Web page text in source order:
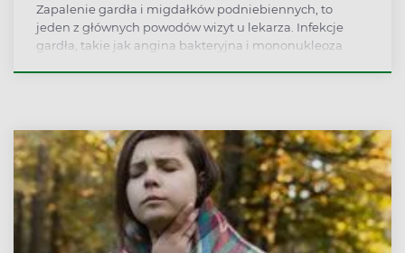
Zapalenie gardła i migdałków podniebiennych, to
jeden z głównych powodów wizyt u lekarza. Infekcje
gardła, takie jak angina bakteryjna i mononukleoza